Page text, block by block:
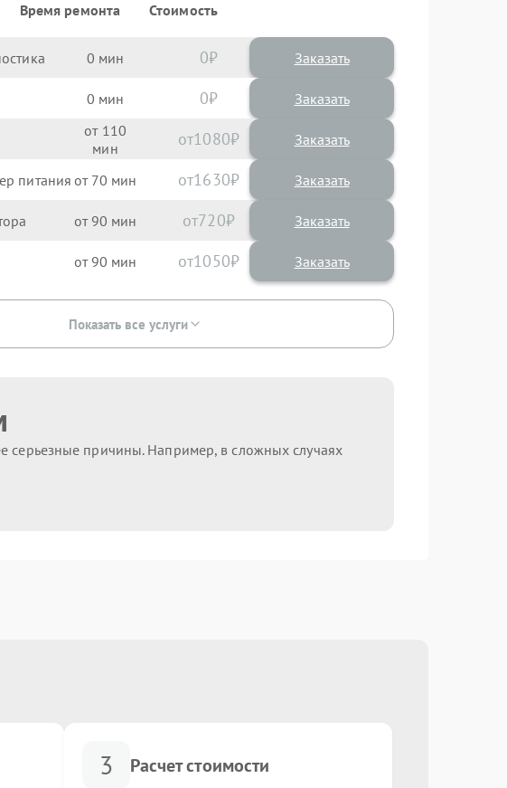
Время ремонта Стоимость
0 0 Заказать
0 0 Заказать
110 1080
питания 70 1630
90 720
90 1050
Показать все услуги
серьезные причины. Например, в сложных случаях
3 Расчет стоимости